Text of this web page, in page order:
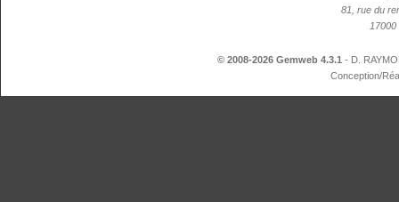
81, rue du
17000
© 2008-2026 Gemweb 4.3.1 - D.
Conception/